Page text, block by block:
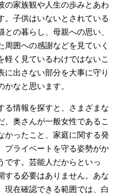
の家族観や人生の歩みとあわ
。子供はいないとされている
の暮らし、母親への思い、
囲への感謝などを見ていく
軽く見ているわけではないこ
に出さない部分を大事に守り
なと思います。
る情報を探すと、さまざまな
、奥さんが一般女性であるこ
かったこと、家庭に関する発
プライベートを守る姿勢がか
です。芸能人だからといっ
する必要はありません。あな
現在確認できる範囲では、白